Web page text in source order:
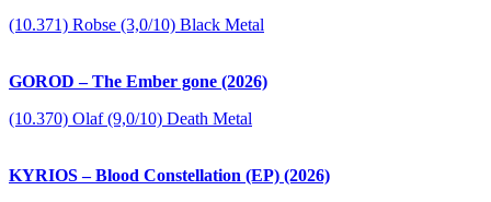
(10.371) Robse (3,0/10) Black Metal
GOROD – The Ember gone (2026)
(10.370) Olaf (9,0/10) Death Metal
KYRIOS – Blood Constellation (EP) (2026)